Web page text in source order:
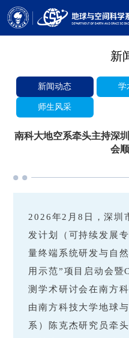
新
新闻动态 学
师生风采
南科大地空系牵头主持深
会
2026年2月8日，深圳
发计划（可持续发展
量终端系统研发与自
用示范”项目启动会暨
测学术研讨会在南方
由南方科技大学地球
系）
陈克杰研究员牵